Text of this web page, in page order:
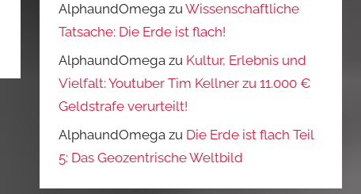
AlphaundOmega zuWissenschaftliche
Tatsache: Die Erde ist flach!
AlphaundOmega zu Kultur, Erlebnis und
Vielfalt: Youtuber Tim Kellner zu 11.000 €
Geldstrafe verurteilt!
AlphaundOmega zu Die Erde ist flach Teil
5: Das Geozentrische Weltbild